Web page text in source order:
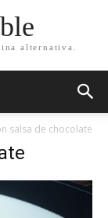
alternativa.
salsa de chocolate